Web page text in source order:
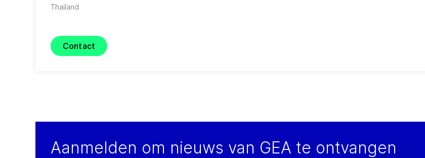
Thailand
Contact
Aanmelden om nieuws van GEA te ontvangen